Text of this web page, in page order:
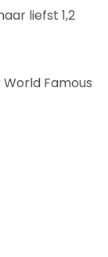
liefst 1,2
Famous